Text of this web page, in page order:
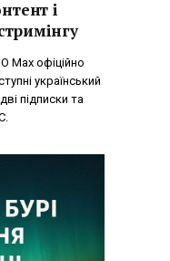
і
Max офіційно
український
підписки та